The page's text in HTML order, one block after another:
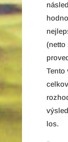
(netto
Tento
los.